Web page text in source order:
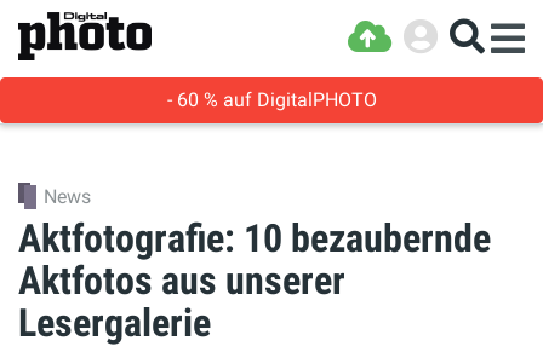
- 60 % auf DigitalPHOTO
News
Aktfotografie: 10 bezaubernde
Aktfotos aus unserer
Lesergalerie